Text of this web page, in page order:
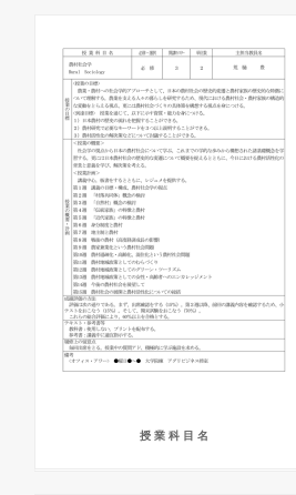
授 業 科 目 名